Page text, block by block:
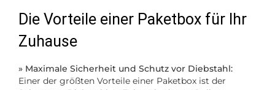
Die Vorteile einer Paketbox für Ihr
Zuhause
» Maximale Sicherheit und Schutz vor Diebstahl:
Einer der größten Vorteile einer Paketbox ist der